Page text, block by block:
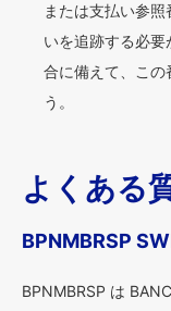
または支払い参
いを追跡する必
合に備えて、この
う。
よくある
BPNMBRSP
BPNMBRSP は